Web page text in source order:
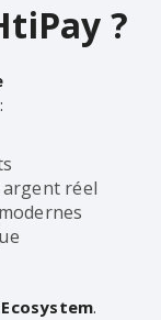
?
réel
Ecosystem.